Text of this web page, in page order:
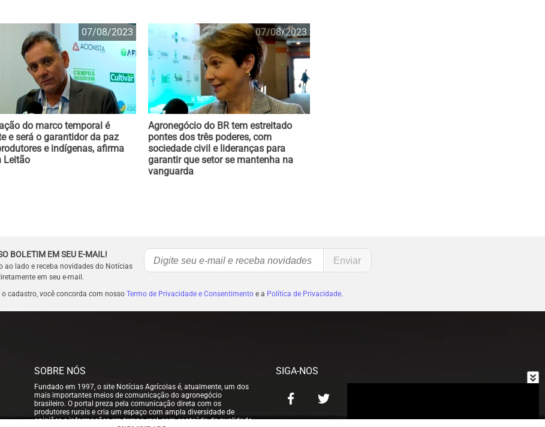
07/08/2023
do marco temporal é
e será o garantidor da paz
e indígenas, afirma
Leitão
07/08/2023
Agronegócio do BR tem estreitado
pontes dos três poderes, com
sociedade civil e lideranças para
garantir que setor se mantenha na
vanguarda
BOLETIM EM SEU E-MAIL!
ao lado e receba novidades do Notícias
em seu e-mail.
cadastro, você concorda com nosso Termo de Privacidade e Consentimentoe a Política de Privacidade.
SOBRE NÓS
Fundado em 1997, o site Notícias Agrícolas é, atualmente, um dos
mais importantes meios de comunicação do agronegócio
brasileiro. O portal preza pela comunicação direta com os
produtores rurais e cria um espaço com ampla diversidade de
opiniões e informações em tempo real, com conteúdo de qualidade
SIGA-NOS